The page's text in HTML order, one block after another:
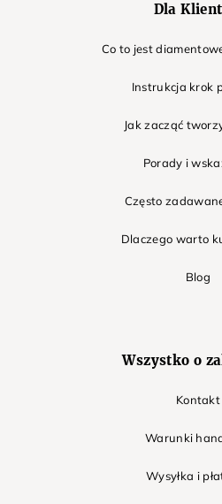
Dla
Co to jest
Instrukcja krok
Jak zacząć
Porady i
Często
Dlaczego warto
Blog
Wszystko o
Kontakt
Warunki
Wysyłka i